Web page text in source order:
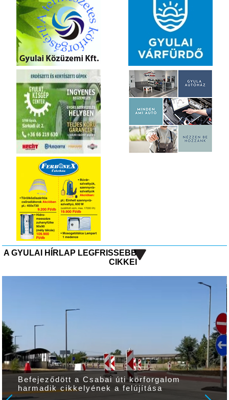
A GYULAI HÍRLAP LEGFRISSEBB
CIKKEI
Befejeződött a Csabai úti körforgalom
harmadik cikkelyének a felújítása